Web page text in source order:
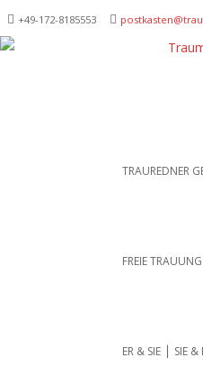
+49-172-­8185553
SKIP TO
TRAUREDNER
FREIE
ER & SIE ⎪ SIE &